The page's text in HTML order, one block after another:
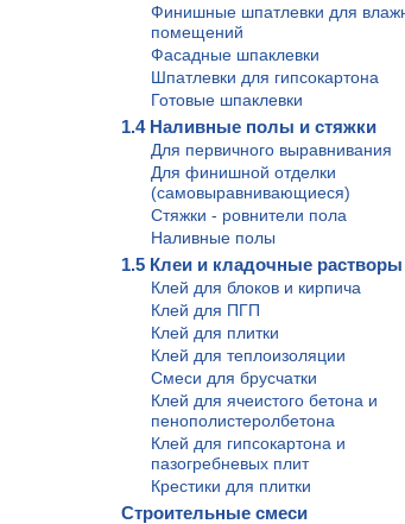
Финишные шпатлевки для
помещений
Фасадные шпаклевки
Шпатлевки для гипсокартона
Готовые шпаклевки
1.4 Наливные полы и стяжки
Для первичного выравнивания
Для финишной отделки
(самовыравнивающиеся)
Стяжки - ровнители пола
Наливные полы
1.5 Клеи и кладочные растворы
Клей для блоков и кирпича
Клей для ПГП
Клей для плитки
Клей для теплоизоляции
Смеси для брусчатки
Клей для ячеистого бетона и
пенополистеролбетона
Клей для гипсокартона и
пазогребневых плит
Крестики для плитки
Строительные смеси